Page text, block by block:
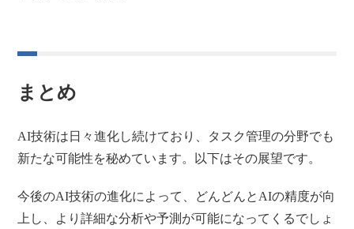
まとめ
AI技術は日々進化し続けており、タスク管理の分野でも
新たな可能性を秘めています。以下はその展望です。
今後のAI技術の進化によって、どんどんとAIの精度が向
上し、より詳細な分析や予測が可能になってくるでしょ